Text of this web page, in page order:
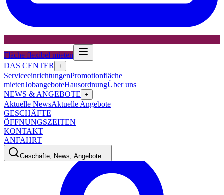
Fläche flexibel mieten
DAS CENTER
+
ServiceeinrichtungenPromotionfläche
mietenJobangeboteHausordnungÜber uns
NEWS & ANGEBOTE +
Aktuelle NewsAktuelle Angebote
GESCHÄFTE
ÖFFNUNGSZEITEN
KONTAKT
ANFAHRT
Geschäfte, News, Angebote…